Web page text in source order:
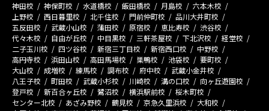
神田校
神保町校 水道橋校 飯田橋校 月島校
六本木校
上野校
西日暮里校 北千住校 門前仲町校
品川大井町校
五反田校
武蔵小山校 蒲田校 原宿校 恵比寿校
渋谷校
代々木校
自由が丘校 中目黒校 三軒茶屋校 下北沢校
経堂校
二子玉川校
四ツ谷校 新宿三丁目校 新宿西口校
中野校
高円寺校
浜田山校 高田馬場校 巣鴨校 池袋校
要町校
大山校
成増校 練馬校 調布校 府中校
武蔵小金井校
八王子校
町田校 武蔵小杉校 川崎校 溝の口校
向ヶ丘遊園校
登戸校
新百合ヶ丘校 鷺沼校 横浜駅前校
桜木町校
センター北校
あざみ野校 鶴見校 京急久里浜校
大和校